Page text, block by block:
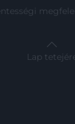
Lap